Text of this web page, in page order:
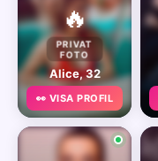
🔥
PRIVAT
FOTO
Alice, 32
👀 VISA PROFIL